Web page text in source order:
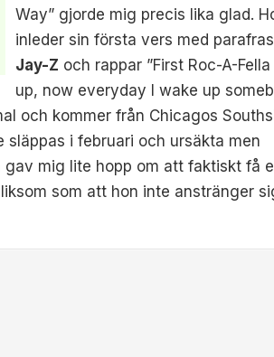
Way” gjorde mig precis lika glad.
inleder sin första vers med
Jay-Z och rappar ”First Roc-A-
up, now everyday I wake up
och kommer från Chicagos
släppas i februari och ursäkta men
gav mig lite hopp om att faktiskt få
som att hon inte anstränger